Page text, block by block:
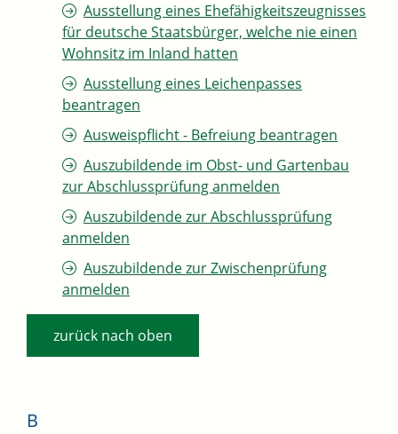
Ausstellung eines Ehefähigkeitszeugnisses
für deutsche Staatsbürger, welche nie einen
Wohnsitz im Inland hatten
Ausstellung eines Leichenpasses
beantragen
Ausweispflicht - Befreiung beantragen
Auszubildende im Obst- und Gartenbau
zur Abschlussprüfung anmelden
Auszubildende zur Abschlussprüfung
anmelden
Auszubildende zur Zwischenprüfung
anmelden
zurück nach oben
B